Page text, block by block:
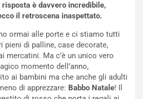
è davvero incredibile,
il retroscena inaspettato.
ormai alle porte e ci stiamo tutti
pieni di palline, case decorate,
mercatini. Ma c’è un unico vero
momento dell’anno,
ai bambini ma che anche gli adulti
di apprezzare: Babbo Natale! Il